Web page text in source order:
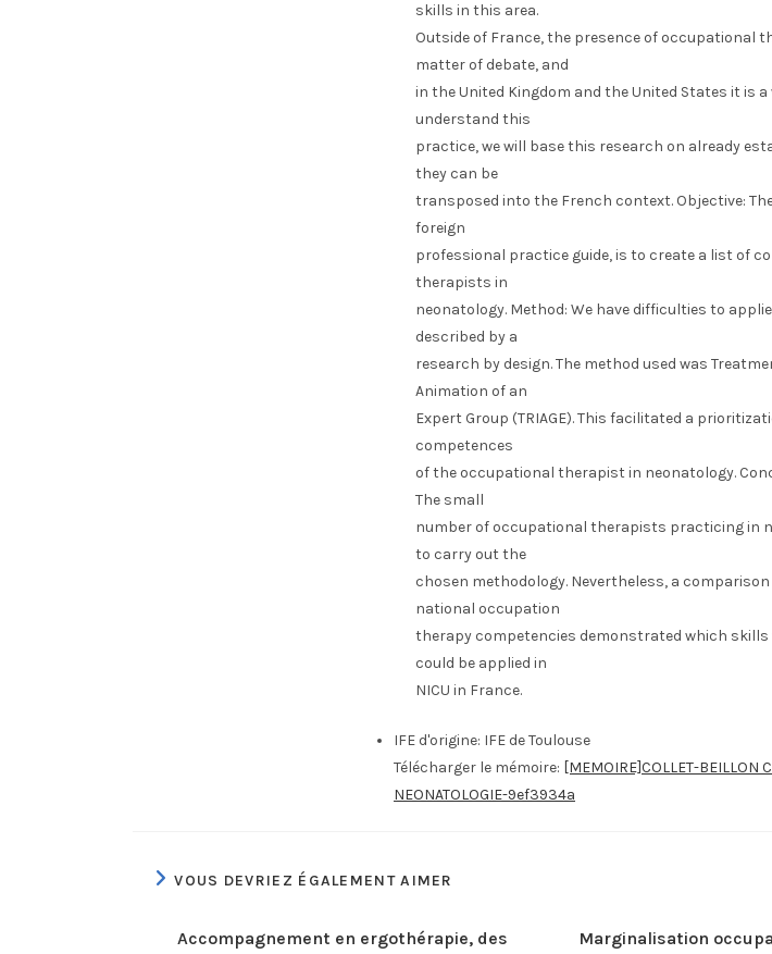
skills in this area.
Outside of France, the presence of occupational
matter of debate, and
in the United Kingdom and the United States it is
understand this
practice, we will base this research on already
they can be
transposed into the French context. Objective:
foreign
professional practice guide, is to create a list of
therapists in
neonatology. Method: We have difficulties to
described by a
research by design. The method used was
Animation of an
Expert Group (TRIAGE). This facilitated a
competences
of the occupational therapist in neonatology.
The small
number of occupational therapists practicing in
to carry out the
chosen methodology. Nevertheless, a
national occupation
therapy competencies demonstrated which skills
could be applied in
NICU in France.
IFE d'origine: IFE de Toulouse
Télécharger le mémoire: [MEMOIRE]COLLET-BEILLON
NEONATOLOGIE-9ef3934a
VOUS DEVRIEZ ÉGALEMENT AIMER
Accompagnement en ergothérapie, des
Marginalisation